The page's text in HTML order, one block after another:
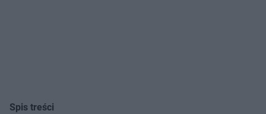
Spis treści